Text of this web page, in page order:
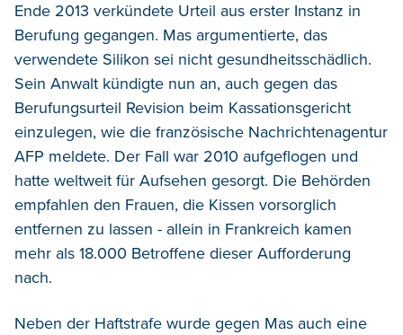
Ende 2013 verkündete Urteil aus erster Instanz in
Berufung gegangen. Mas argumentierte, das
verwendete Silikon sei nicht gesundheitsschädlich.
Sein Anwalt kündigte nun an, auch gegen das
Berufungsurteil Revision beim Kassationsgericht
einzulegen, wie die französische Nachrichtenagentur
AFP meldete. Der Fall war 2010 aufgeflogen und
hatte weltweit für Aufsehen gesorgt. Die Behörden
empfahlen den Frauen, die Kissen vorsorglich
entfernen zu lassen - allein in Frankreich kamen
mehr als 18.000 Betroffene dieser Aufforderung
nach.
Neben der Haftstrafe wurde gegen Mas auch eine